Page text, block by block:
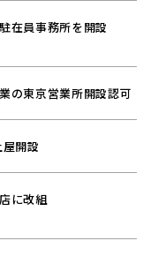
在員事務所を開設
の東京営業所開設認可
開設
に改組